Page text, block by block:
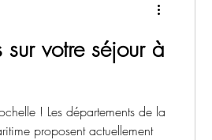
votre séjour à
! Les départements de la
proposent actuellement